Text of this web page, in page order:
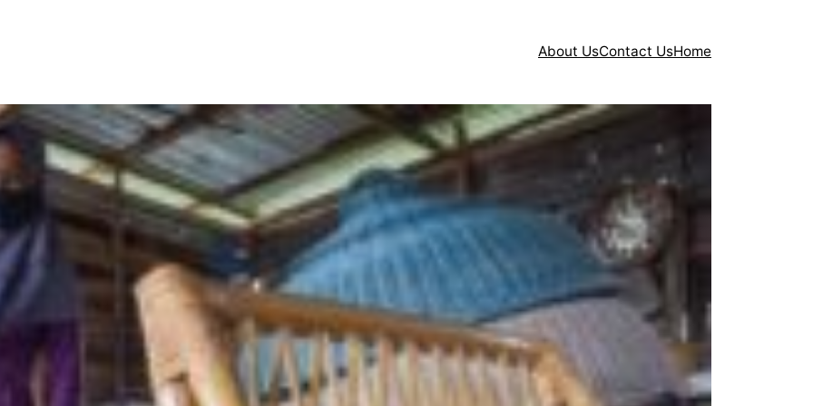
About UsContact UsHome